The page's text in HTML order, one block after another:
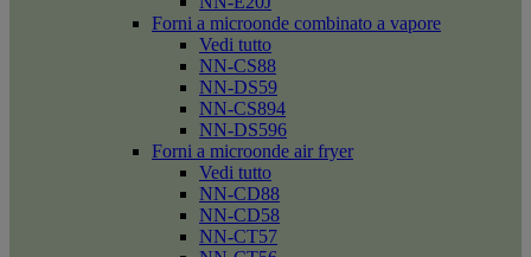
Forni a microonde combinato a vapore
Vedi tutto
NN-CS88
NN-DS59
NN-CS894
NN-DS596
Forni a microonde air fryer
Vedi tutto
NN-CD88
NN-CD58
NN-CT57